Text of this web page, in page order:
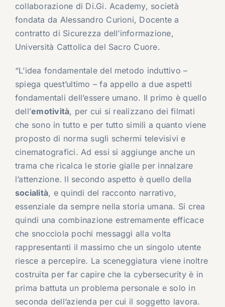
collaborazione di Di.Gi. Academy, società
fondata da Alessandro Curioni, Docente a
contratto di Sicurezza dell’informazione,
Università Cattolica del Sacro Cuore.
“L’idea fondamentale del metodo induttivo –
spiega quest’ultimo – fa appello a due aspetti
fondamentali dell’essere umano. Il primo è quello
dell’emotività, per cui si realizzano dei filmati
che sono in tutto e per tutto simili a quanto viene
proposto di norma sugli schermi televisivi e
cinematografici. Ad essi si aggiunge anche un
trama che ricalca le storie gialle per innalzare
l’attenzione. Il secondo aspetto è quello della
socialità, e quindi del racconto narrativo,
essenziale da sempre nella storia umana. Si crea
quindi una combinazione estremamente efficace
che snocciola pochi messaggi alla volta
rappresentanti il massimo che un singolo utente
riesce a percepire. La sceneggiatura viene inoltre
costruita per far capire che la cybersecurity è in
prima battuta un problema personale e solo in
seconda dell’azienda per cui il soggetto lavora.